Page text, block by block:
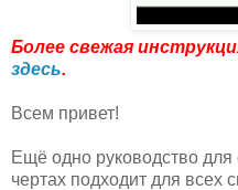
Более свежая
здесь.
Всем привет!
Ещё одно руководство
чертах подходит для всех